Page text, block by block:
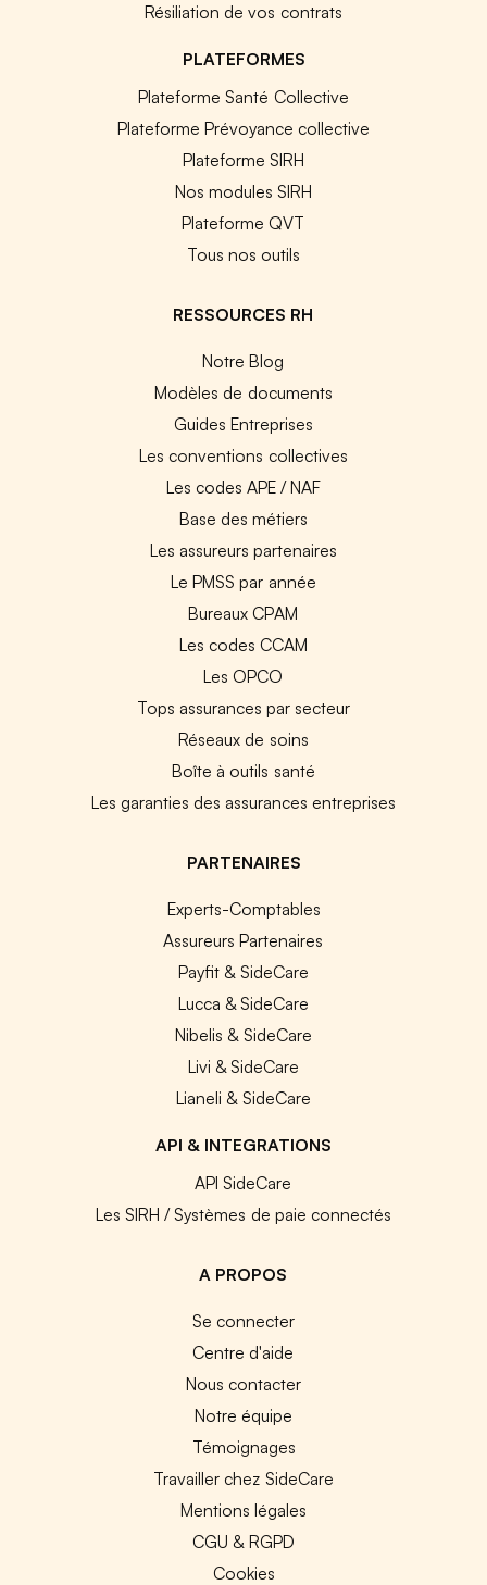
Résiliation de vos contrats
PLATEFORMES
Plateforme Santé Collective
Plateforme Prévoyance collective
Plateforme SIRH
Nos modules SIRH
Plateforme QVT
Tous nos outils
RESSOURCES RH
Notre Blog
Modèles de documents
Guides Entreprises
Les conventions collectives
Les codes APE / NAF
Base des métiers
Les assureurs partenaires
Le PMSS par année
Bureaux CPAM
Les codes CCAM
Les OPCO
Tops assurances par secteur
Réseaux de soins
Boîte à outils santé
Les garanties des assurances entreprises
PARTENAIRES
Experts-Comptables
Assureurs Partenaires
Payfit & SideCare
Lucca & SideCare
Nibelis & SideCare
Livi & SideCare
Lianeli & SideCare
API & INTEGRATIONS
API SideCare
Les SIRH / Systèmes de paie connectés
A PROPOS
Se connecter
Centre d'aide
Nous contacter
Notre équipe
Témoignages
Travailler chez SideCare
Mentions légales
CGU & RGPD
Cookies